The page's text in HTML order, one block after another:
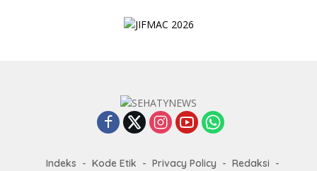
Indeks Kode Etik Privacy Policy Redaksi